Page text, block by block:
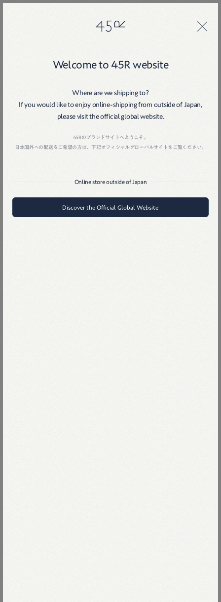
45R
二〇二三
45R
Welcome to 45R website
Where are we shipping to?
If you would like to enjoy online-shipping from outside of Japan,
please visit the official global website.
45Rのブランドサイトへようこそ。
日本国外への配送をご希望の方は、下記オフィシャルグローバルサイトをご覧ください。
Online store outside of Japan
Discover the Official Global Website